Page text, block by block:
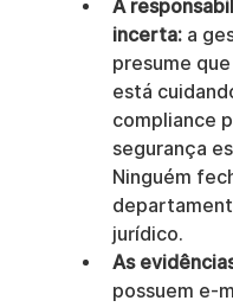
A
incerta: a
presume
está
compliance
segurança
Ninguém
jurídico.
As
possuem e-